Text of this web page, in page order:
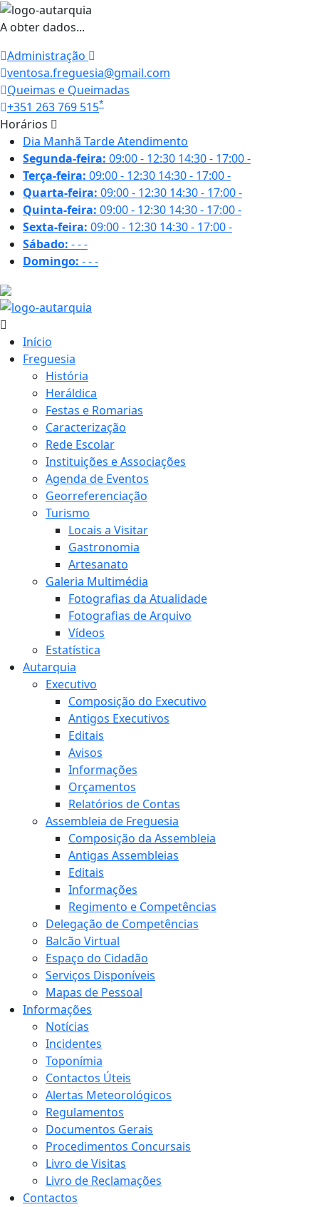
A obter dados...
Administração
ventosa.freguesia@gmail.com
Queimas e Queimadas
+351 263 769 515*
Horários
Dia Manhã TardeAtendimento
Segunda-feira: 09:00 - 12:30 14:30 - 17:00-
Terça-feira: 09:00 - 12:30 14:30 - 17:00-
Quarta-feira: 09:00 - 12:30 14:30 - 17:00-
Quinta-feira: 09:00 - 12:30 14:30 - 17:00-
Sexta-feira: 09:00 - 12:30 14:30 - 17:00-
Sábado: ---
Domingo: ---
Início
Freguesia
História
Heráldica
Festas e Romarias
Caracterização
Rede Escolar
Instituições e Associações
Agenda de Eventos
Georreferenciação
Turismo
Locais a Visitar
Gastronomia
Artesanato
Galeria Multimédia
Fotografias da Atualidade
Fotografias de Arquivo
Vídeos
Estatística
Autarquia
Executivo
Composição do Executivo
Antigos Executivos
Editais
Avisos
Informações
Orçamentos
Relatórios de Contas
Assembleia de Freguesia
Composição da Assembleia
Antigas Assembleias
Editais
Informações
Regimento e Competências
Delegação de Competências
Balcão Virtual
Espaço do Cidadão
Serviços Disponíveis
Mapas de Pessoal
Informações
Notícias
Incidentes
Toponímia
Contactos Úteis
Alertas Meteorológicos
Regulamentos
Documentos Gerais
Procedimentos Concursais
Livro de Visitas
Livro de Reclamações
Contactos